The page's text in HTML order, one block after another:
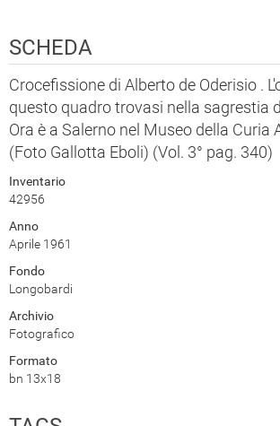
SCHEDA
Crocefissione di Alberto de Oderisio .
questo quadro trovasi nella sagrestia
Ora è a Salerno nel Museo della Curia
(Foto Gallotta Eboli) (Vol. 3° pag. 340)
Inventario
42956
Anno
Aprile 1961
Fondo
Longobardi
Archivio
Fotografico
Formato
bn 13x18